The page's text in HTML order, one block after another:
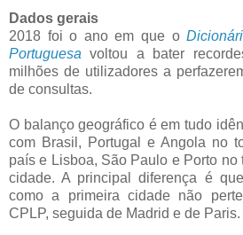
Dados gerais
2018 foi o ano em que o
Portuguesa voltou a bater
milhões de utilizadores a
de consultas.
O balanço geográfico é em tudo
com Brasil, Portugal e Angola no
país e Lisboa, São Paulo e Porto
cidade. A principal diferença é
como a primeira cidade não
CPLP, seguida de Madrid e de Paris.